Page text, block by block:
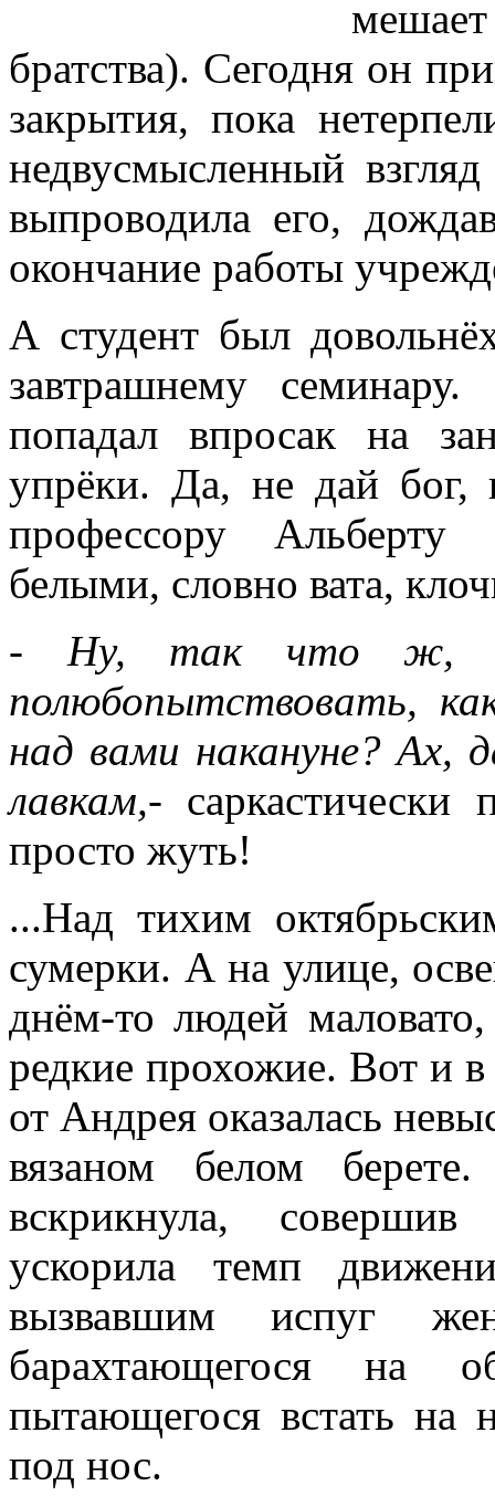
братства). Сегодня он
закрытия, пока
недвусмысленный
выпроводила его,
окончание работы
А студент был
завтрашнему
попадал впросак на
упрёки. Да, не дай бог,
профессору Альберту
белыми, словно вата,
- Ну, так что ж,
полюбопытствовать,
над вами накануне? Ах,
лавкам,- саркастически
просто жуть!
...Над тихим
сумерки. А на улице,
днём-то людей
редкие прохожие. Вот и
от Андрея оказалась
вязаном белом
вскрикнула,
ускорила темп
вызвавшим испуг
барахтающегося на
пытающегося встать на
под нос.